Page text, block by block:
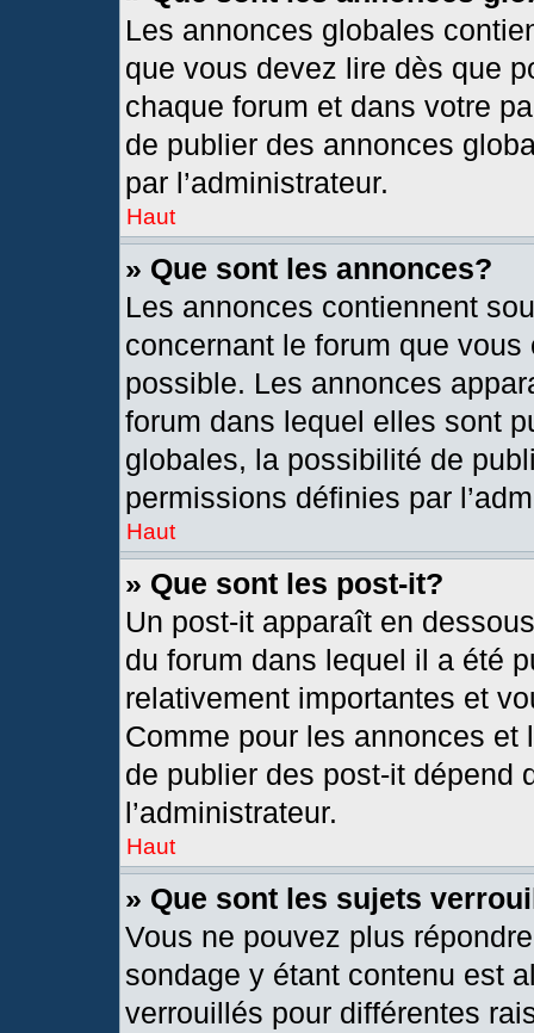
Les annonces globales
que vous devez lire dès que
chaque forum et dans votre
de publier des annonces
par l’administrateur.
Haut
» Que sont les annonces?
Les annonces contiennent
concernant le forum que
possible. Les annonces
forum dans lequel elles sont
globales, la possibilité de
permissions définies par
Haut
» Que sont les post-it?
Un post-it apparaît en
du forum dans lequel il a été
relativement importantes et
Comme pour les annonces
de publier des post-it dépend
l’administrateur.
Haut
» Que sont les sujets
Vous ne pouvez plus
sondage y étant contenu est
verrouillés pour différentes